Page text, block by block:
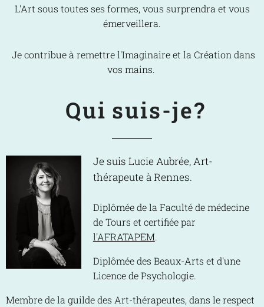
L'Art sous toutes ses formes, vous surprendra et vous
émerveillera.
Je contribue à remettre l'Imaginaire et la Création dans
vos mains.
Qui suis-je?
Je suis Lucie Aubrée,Art-
thérapeute à Rennes.
Diplômée de la Faculté de médecine
de Tours et certifiée par
l'AFRATAPEM.
Diplômée des Beaux-Arts et d'une
Licence de Psychologie.
Membre de la guilde des Art-thérapeutes, dans le respect